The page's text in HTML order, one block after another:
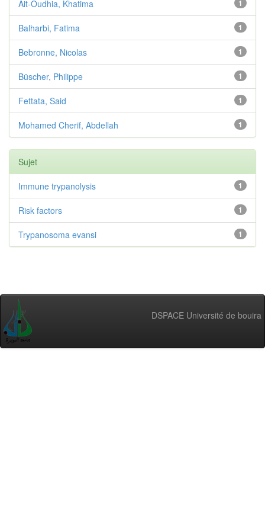
1
Ait-Oudhia, Khatima
1
Balharbi, Fatima
1
Bebronne, Nicolas
1
Büscher, Philippe
1
Fettata, Said
1
Mohamed Cherif, Abdellah
Sujet
1
Immune trypanolysis
1
Risk factors
1
Trypanosoma evansi
DSPACE Université de bouira